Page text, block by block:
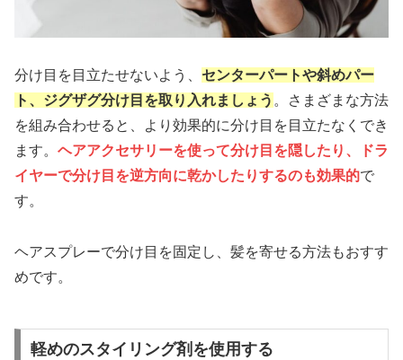
分け目を目立たせないよう、 センターパートや斜めパー
ト、ジグザグ分け目を取り入れましょう 。さまざまな方法
を組み合わせると、より効果的に分け目を目立たなくでき
ます。 ヘアアクセサリーを使って分け目を隠したり、ドラ
イヤーで分け目を逆方向に乾かしたりするのも効果的で
す。
ヘアスプレーで分け目を固定し、髪を寄せる方法もおすす
めです。
軽めのスタイリング剤を使用する